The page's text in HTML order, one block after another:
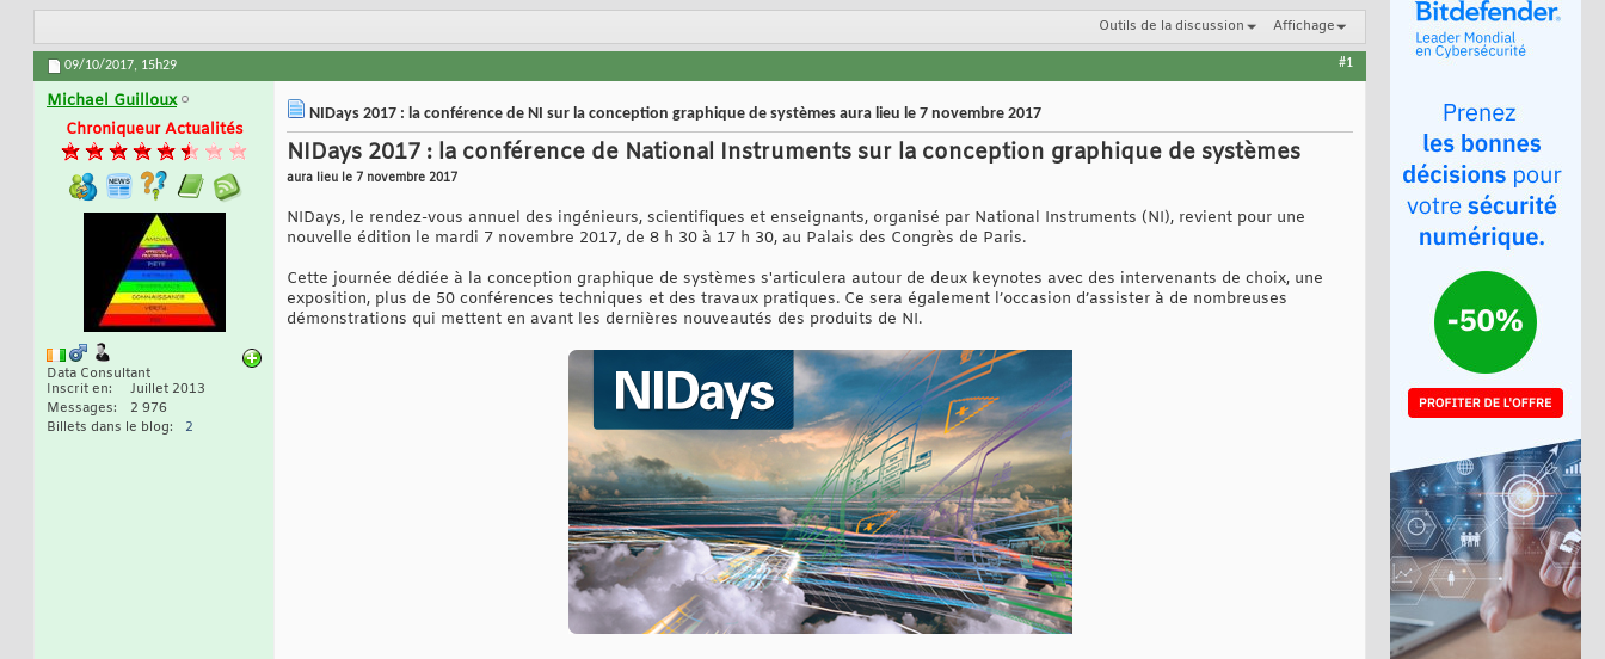
Outils de la discussion Affichage
09/10/2017, 15h29 #1
Michael Guilloux
Chroniqueur Actualités
Data Consultant
Inscrit en
Juillet 2013
Messages
2 976
Billets dans le blog
2
NIDays 2017 : la conférence de NI sur la conception graphique de systèmes aura lieu le 7 novembre 2017
NIDays 2017 : la conférence de National Instruments sur la conception graphique de systèmes
aura lieu le 7 novembre 2017
NIDays, le rendez-vous annuel des ingénieurs, scientifiques et enseignants, organisé par National Instruments (NI), revient pour une
nouvelle édition le mardi 7 novembre 2017, de 8 h 30 à 17 h 30, au Palais des Congrès de Paris.
Cette journée dédiée à la conception graphique de systèmes s'articulera autour de deux keynotes avec des intervenants de choix, une
exposition, plus de 50 conférences techniques et des travaux pratiques. Ce sera également l’occasion d’assister à de nombreuses
démonstrations qui mettent en avant les dernières nouveautés des produits de NI.